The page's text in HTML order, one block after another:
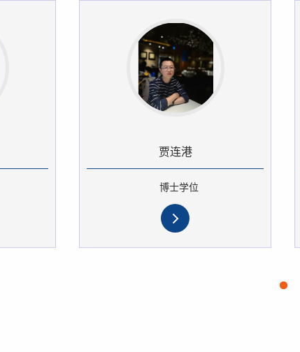
贾连港
博士学位